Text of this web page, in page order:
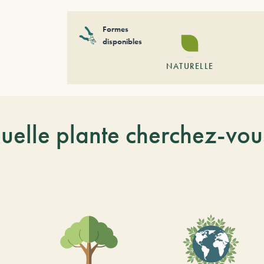
Formes
disponibles
NATURELLE
plante cherchez-